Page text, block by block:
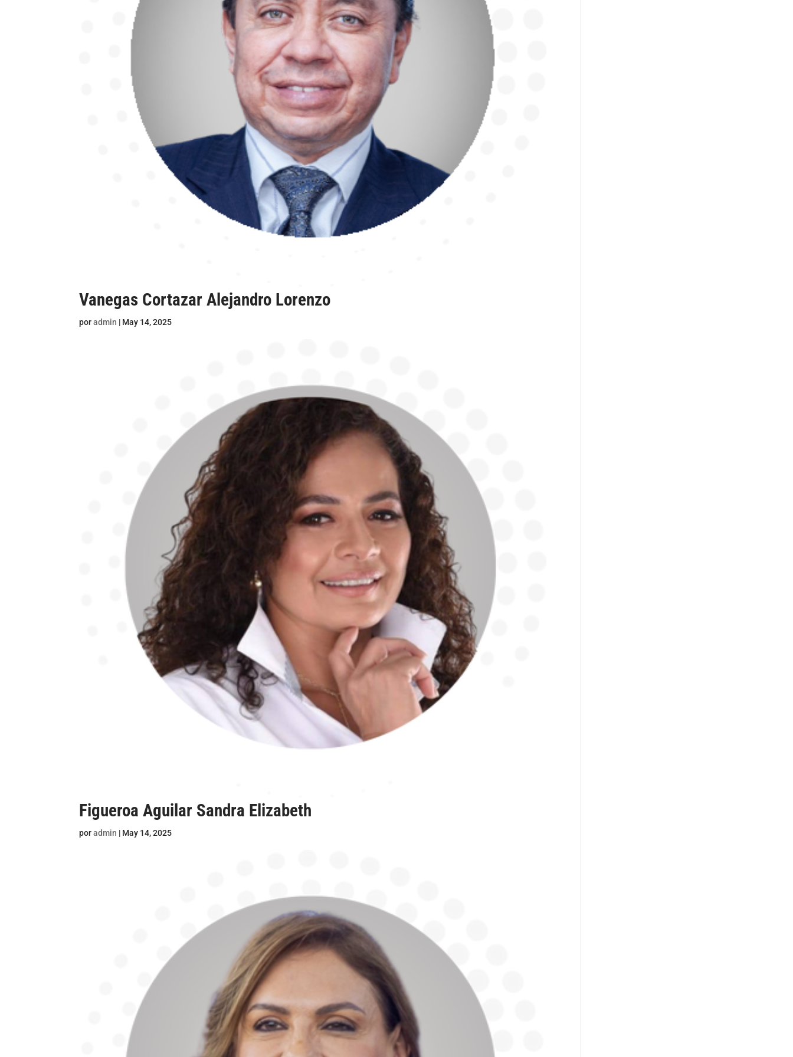
Vanegas Cortazar Alejandro Lorenzo
poradmin | May 14, 2025
Figueroa Aguilar Sandra Elizabeth
poradmin | May 14, 2025